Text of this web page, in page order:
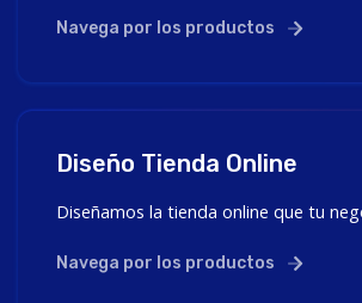
Navega por los productos
Diseño Tienda Online
Diseñamos la tienda online que tu
Navega por los productos